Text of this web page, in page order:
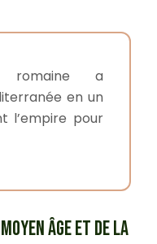
romaine a
en un
l’empire pour
ÂGE ET DE LA